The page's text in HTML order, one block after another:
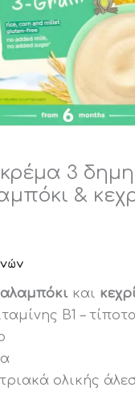
3
&
και
Β1 –
ολικής